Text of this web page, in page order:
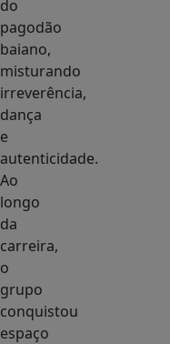
do
pagodão
baiano,
misturando
irreverência,
dança
e
autenticidade.
Ao
longo
da
carreira,
o
grupo
conquistou
espaço